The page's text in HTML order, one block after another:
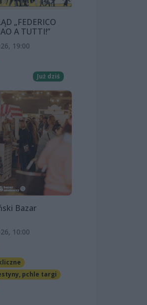
„FEDERICO
A TUTTI!”
19:00
Już dziś
Bazar
10:00
pchle targi